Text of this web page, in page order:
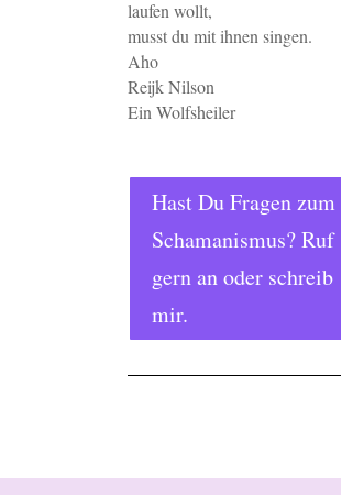
laufen wollt,
musst du mit ihnen singen.
Aho
Reijk Nilson
Ein Wolfsheiler
Hast Du Fragen zum
Schamanismus? Ruf
gern an oder schreib
mir.